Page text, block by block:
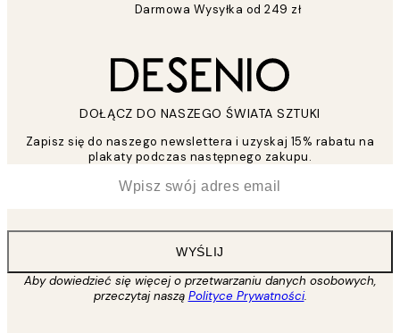
Darmowa Wysyłka od 249 zł
DOŁĄCZ DO NASZEGO ŚWIATA SZTUKI
Zapisz się do naszego newslettera i uzyskaj 15% rabatu na
plakaty podczas następnego zakupu.
WYŚLIJ
Aby dowiedzieć się więcej o przetwarzaniu danych osobowych,
przeczytaj naszą Polityce Prywatności.